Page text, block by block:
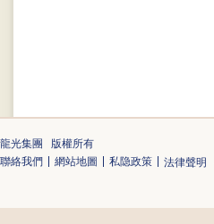
龍光集團 版權所有
聯絡我們
網站地圖 私隐政策 法律聲明